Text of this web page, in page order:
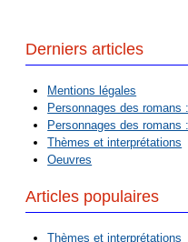
Derniers articles
Mentions légales
Personnages des romans
Personnages des
Thèmes et interprétations
Oeuvres
Articles populaires
Thèmes et interprétations